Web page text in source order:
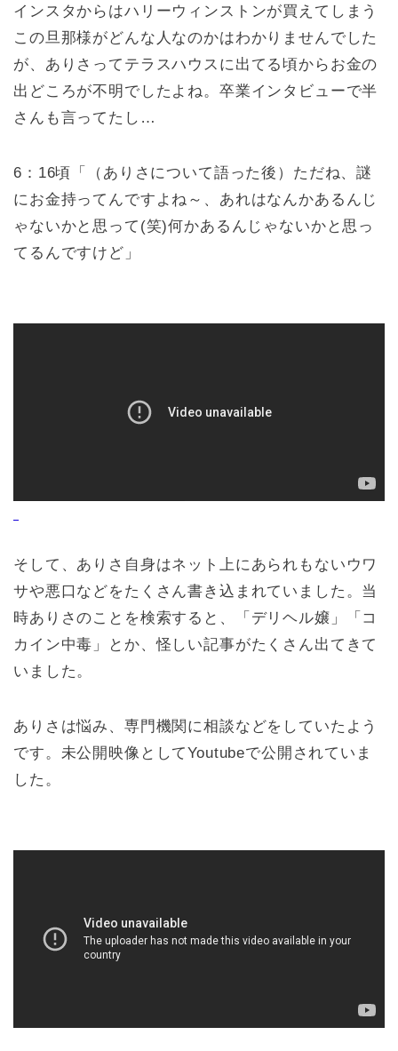
インスタからはハリーウィンストンが買えてしまう
この旦那様がどんな人なのかはわかりませんでした
が、ありさってテラスハウスに出てる頃からお金の
出どころが不明でしたよね。卒業インタビューで半
さんも言ってたし…
6：16頃「（ありさについて語った後）ただね、謎
にお金持ってんですよね～、あれはなんかあるんじ
ゃないかと思って(笑)何かあるんじゃないかと思っ
てるんですけど」
そして、ありさ自身はネット上にあられもないウワ
サや悪口などをたくさん書き込まれていました。当
時ありさのことを検索すると、
「デリヘル嬢」「コ
カイン中毒」とか、怪しい記事がたくさん出てきて
いました。
ありさは悩み、専門機関に相談などをしていたよう
です。 未公開映像としてYoutubeで公開されていま
した。